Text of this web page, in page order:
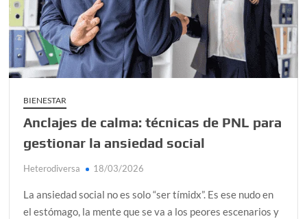
alcanzar
Día de Independencia 2026: de Patria Boba a Colombia
polarizada
¿Podemos comunicarnos con seres de otros planos o
Salud mental digital: cómo frenar la ansiedad que
generan las redes sociales
¿Cómo descubrir esa conexión energética de la sexualidad
sagrada?
BIENESTAR
Anclajes de calma: técnicas de PNL para
gestionar la ansiedad social
Heterodiversa 18/03/2026
La ansiedad social no es solo “ser tímidx”. Es ese nudo en
el estómago, la mente que se va a los peores escenarios y